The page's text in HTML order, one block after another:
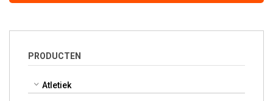
PRODUCTEN
Atletiek